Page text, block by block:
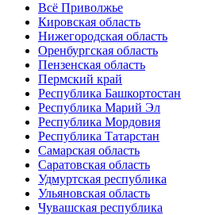
Всё Приволжье
Кировская область
Нижегородская область
Оренбургская область
Пензенская область
Пермский край
Республика Башкортостан
Республика Марий Эл
Республика Мордовия
Республика Татарстан
Самарская область
Саратовская область
Удмуртская республика
Ульяновская область
Чувашская республика